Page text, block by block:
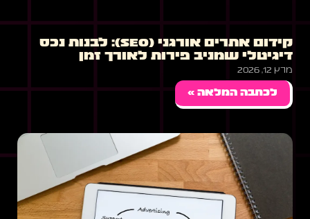
קידום אתרים אורגני (SEO): לבנות נכס
דיגיטלי שמניב פירות לאורך זמן
מרץ 12, 2026
לכתבה המלאה »